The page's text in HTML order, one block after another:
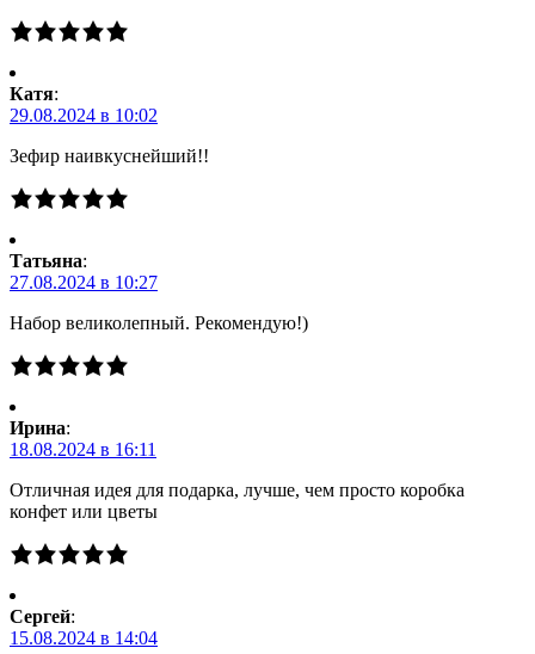
Катя:
29.08.2024 в 10:02
Зефир наивкуснейший!!
Татьяна:
27.08.2024 в 10:27
Набор великолепный. Рекомендую!)
Ирина:
18.08.2024 в 16:11
Отличная идея для подарка, лучше, чем просто коробка
конфет или цветы
Сергей:
15.08.2024 в 14:04